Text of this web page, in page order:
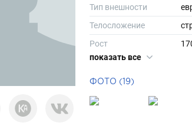
Тип внешности
Телосложение
Рост
Вес
Размер одежды
Размер обуви
показать все
ФОТО (19)